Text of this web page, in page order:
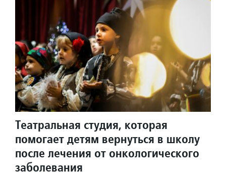
Театральная студия, которая
помогает детям вернуться в школу
после лечения от онкологического
заболевания